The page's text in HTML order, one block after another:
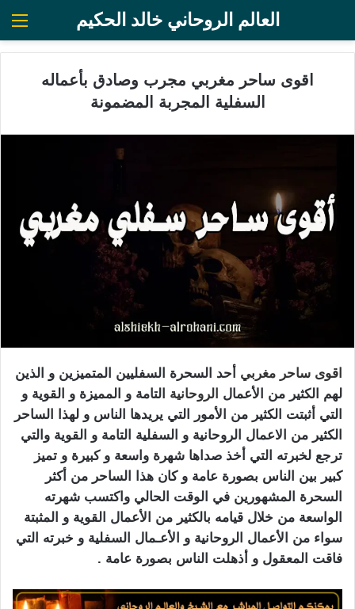
العالم الروحاني خالد الحكيم
اقوى ساحر مغربي مجرب وصادق بأعماله
السفلية المجربة المضمونة
اقوى ساحر مغربي
أحد السحرة السفليين المتميزين و الذين
لهم الكثير من الأعمال الروحانية التامة و المميزة و القوية و
التي أثبتت الكثير من الأمور التي يريدها الناس و لهذا الساحر
الكثير من الاعمال الروحانية و السفلية التامة و القوية والتي
ترجع لخبرته التي أخذ صداها شهرة واسعة و كبيرة و تميز
كبير بين الناس بصورة عامة و كان هذا الساحر من أكثر
السحرة المشهورين في الوقت الحالي واكتسب شهرته
الواسعة من خلال قيامه بالكثير من الأعمال القوية و المثبتة
سواء من الأعمال الروحانية و الأعـمال السفلية و خبرته التي
فاقت المعقول و أذهلت الناس بصورة عامة .